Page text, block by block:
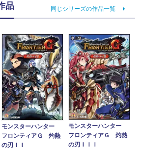
品 同じシリーズの作品一覧
モンスターハンター
フロンティアＧ 灼熱
の刃ＩＩ
モンスターハンター
フロンティアＧ 灼熱
の刃ＩＩＩ